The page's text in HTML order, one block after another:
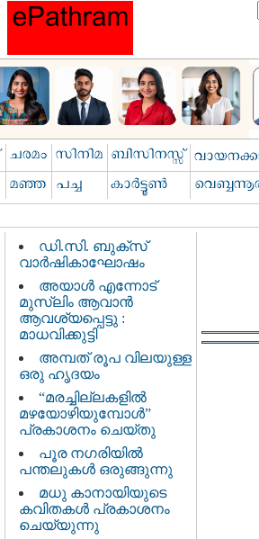
ഡി.സി. ബുക്സ്
വാര്‍ഷികാഘോഷം
അയാള്‍ എന്നോട്
മുസ്‌ലിം ആവാന്‍
ആവശ്യപ്പെട്ടു :
മാധവിക്കുട്ടി
അമ്പത് രൂപ വിലയുള്ള
ഒരു ഹൃദയം
“മരച്ചില്ലകളില്‍
മഴയോഴിയുമ്പോള്‍”
പ്രകാശനം ചെയ്തു
പൂര നഗരിയില്‍
പന്തലുകള്‍ ഒരുങ്ങുന്നു
മധു കാനായിയുടെ
കവിതകള്‍ പ്രകാശനം
ചെയ്യുന്നു